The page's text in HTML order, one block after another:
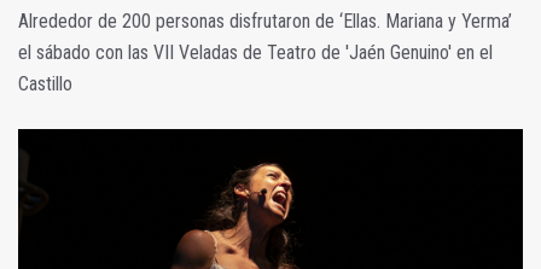
Alrededor de 200 personas disfrutaron de ‘Ellas. Mariana y Yerma’
el sábado con las VII Veladas de Teatro de 'Jaén Genuino' en el
Castillo